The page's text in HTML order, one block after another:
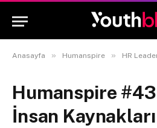
Anasayfa » Humanspire » HR
Humanspire
İnsan